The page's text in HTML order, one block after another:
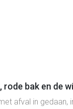
bak en de
afval in